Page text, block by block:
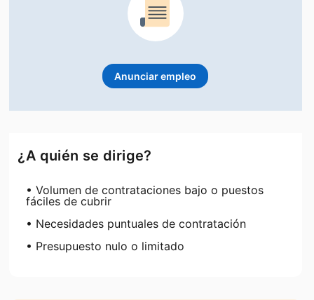
Anunciar empleoopens in a new tab
¿A quién se dirige?
• Volumen de contrataciones bajo o puestos
fáciles de cubrir
• Necesidades puntuales de contratación
• Presupuesto nulo o limitado